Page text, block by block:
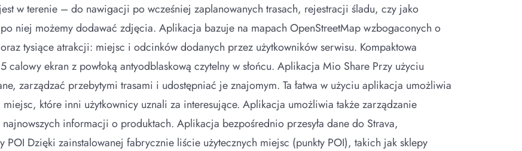
w terenie – do nawigacji po wcześniej zaplanowanych trasach, rejestracji śladu, czy jako
niej możemy dodawać zdjęcia. Aplikacja bazuje na mapach OpenStreetMap wzbogaconych o
tysiące atrakcji: miejsc i odcinków dodanych przez użytkowników serwisu. Kompaktowa
calowy ekran z powłoką antyodblaskową czytelny w słońcu. Aplikacja Mio Share Przy użyciu
zarządzać przebytymi trasami i udostępniać je znajomym. Ta łatwa w użyciu aplikacja umożliwia
które inni użytkownicy uznali za interesujące. Aplikacja umożliwia także zarządzanie
informacji o produktach. Aplikacja bezpośrednio przesyła dane do Strava,
POI Dzięki zainstalowanej fabrycznie liście użytecznych miejsc (punkty POI), takich jak sklepy